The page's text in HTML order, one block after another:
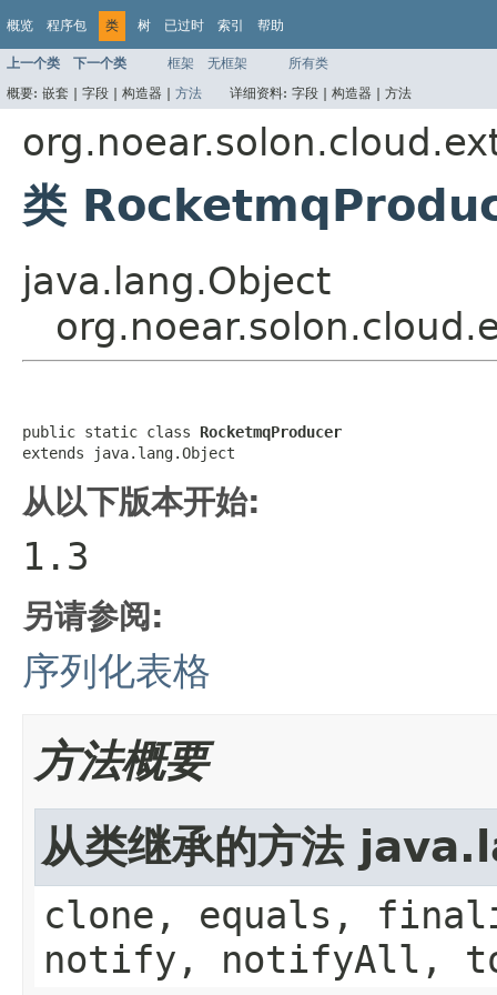
概览 程序包 类 树 已过时 索引 帮助
上一个类 下一个类 框架 无框架
所有类
概要: 嵌套 | 字段 | 构造器 | 方法 详细资料: 字段 | 构造器 | 方法
类
java.lang.Object
public static class RocketmqProducer
extends java.lang.Object
从以下版本开始:
1.3
另请参阅:
序列化表格
方法概要
从类继承的方法
clone, equals,
notify, notifyAll,